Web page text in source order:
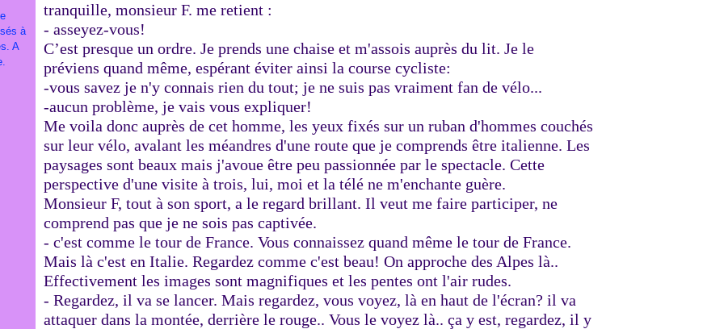
à
A
tranquille, monsieur F. me retient :
- asseyez-vous!
C’est presque un ordre. Je prends une chaise et m'assois auprès du lit. Je le
préviens quand même, espérant éviter ainsi la course cycliste:
-vous savez je n'y connais rien du tout; je ne suis pas vraiment fan de vélo...
-aucun problème, je vais vous expliquer!
Me voila donc auprès de cet homme, les yeux fixés sur un ruban d'hommes couchés
sur leur vélo, avalant les méandres d'une route que je comprends être italienne. Les
paysages sont beaux mais j'avoue être peu passionnée par le spectacle. Cette
perspective d'une visite à trois, lui, moi et la télé ne m'enchante guère.
Monsieur F, tout à son sport, a le regard brillant. Il veut me faire participer, ne
comprend pas que je ne sois pas captivée.
- c'est comme le tour de France. Vous connaissez quand même le tour de France.
Mais là c'est en Italie. Regardez comme c'est beau! On approche des Alpes là..
Effectivement les images sont magnifiques et les pentes ont l'air rudes.
- Regardez, il va se lancer. Mais regardez, vous voyez, là en haut de l'écran? il va
attaquer dans la montée, derrière le rouge.. Vous le voyez là.. ça y est, regardez, il y